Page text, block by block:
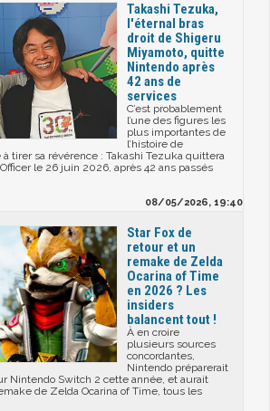
Takashi Tezuka,
l'éternal bras
droit de Shigeru
Miyamoto, quitte
Nintendo après
42 ans de
services
C’est probablement
l’une des figures les
plus importantes de
l’histoire de
à tirer sa révérence : Takashi Tezuka quittera
le 26 juin 2026, après 42 ans passés
08/05/2026, 19:40
Star Fox de
retour et un
remake de Zelda
Ocarina of Time
en 2026 ? Les
insiders
balancent tout !
À en croire
plusieurs sources
concordantes,
Nintendo préparerait
Nintendo Switch 2 cette année, et aurait
de Zelda Ocarina of Time, tous les